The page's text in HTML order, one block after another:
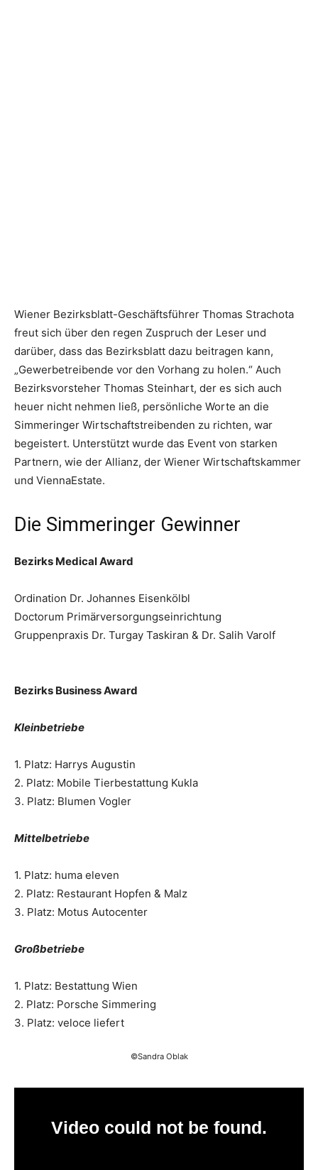
Wiener Bezirksblatt-Geschäftsführer Thomas Strachota
freut sich über den regen Zuspruch der Leser und
darüber, dass das Bezirksblatt dazu beitragen kann,
„Gewerbetreibende vor den Vorhang zu holen.“ Auch
Bezirksvorsteher Thomas Steinhart, der es sich auch
heuer nicht nehmen ließ, persönliche Worte an die
Simmeringer Wirtschaftstreibenden zu richten, war
begeistert. Unterstützt wurde das Event von starken
Partnern, wie der Allianz, der Wiener Wirtschaftskammer
und ViennaEstate.
Die Simmeringer Gewinner
Bezirks Medical Award
Ordination Dr. Johannes Eisenkölbl
Doctorum Primärversorgungseinrichtung
Gruppenpraxis Dr. Turgay Taskiran & Dr. Salih Varolf
Bezirks Business Award
Kleinbetriebe
1. Platz: Harrys Augustin
2. Platz: Mobile Tierbestattung Kukla
3. Platz: Blumen Vogler
Mittelbetriebe
1. Platz: huma eleven
2. Platz: Restaurant Hopfen & Malz
3. Platz: Motus Autocenter
Großbetriebe
1. Platz: Bestattung Wien
2. Platz: Porsche Simmering
3. Platz: veloce liefert
©Sandra Oblak